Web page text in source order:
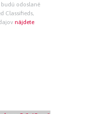
odoslané
Classifieds,
nájdete